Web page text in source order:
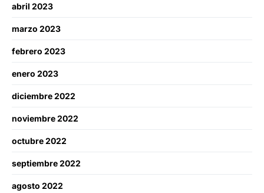
abril 2023
marzo 2023
febrero 2023
enero 2023
diciembre 2022
noviembre 2022
octubre 2022
septiembre 2022
agosto 2022